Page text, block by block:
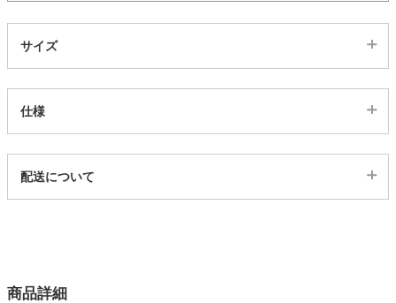
サイズ
仕様
1ss11226241
幅100×高さ200(cm)
配送について
商品詳細